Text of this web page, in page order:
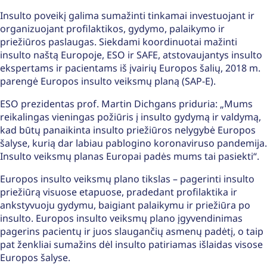
Insulto poveikį galima sumažinti tinkamai investuojant ir
organizuojant profilaktikos, gydymo, palaikymo ir
priežiūros paslaugas. Siekdami koordinuotai mažinti
insulto naštą Europoje, ESO ir SAFE, atstovaujantys insulto
ekspertams ir pacientams iš įvairių Europos šalių, 2018 m.
parengė Europos insulto veiksmų planą (SAP-E).
ESO prezidentas prof. Martin Dichgans priduria: „Mums
reikalingas vieningas požiūris į insulto gydymą ir valdymą,
kad būtų panaikinta insulto priežiūros nelygybė Europos
šalyse, kurią dar labiau pablogino koronaviruso pandemija.
Insulto veiksmų planas Europai padės mums tai pasiekti“.
Europos insulto veiksmų plano tikslas – pagerinti insulto
priežiūrą visuose etapuose, pradedant profilaktika ir
ankstyvuoju gydymu, baigiant palaikymu ir priežiūra po
insulto. Europos insulto veiksmų plano įgyvendinimas
pagerins pacientų ir juos slaugančių asmenų padėtį, o taip
pat ženkliai sumažins dėl insulto patiriamas išlaidas visose
Europos šalyse.